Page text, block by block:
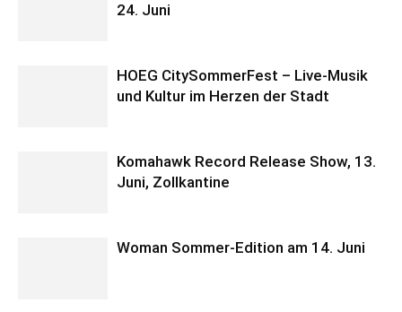
24. Juni
HOEG CitySommerFest – Live-Musik
und Kultur im Herzen der Stadt
Komahawk Record Release Show, 13.
Juni, Zollkantine
Woman Sommer-Edition am 14. Juni